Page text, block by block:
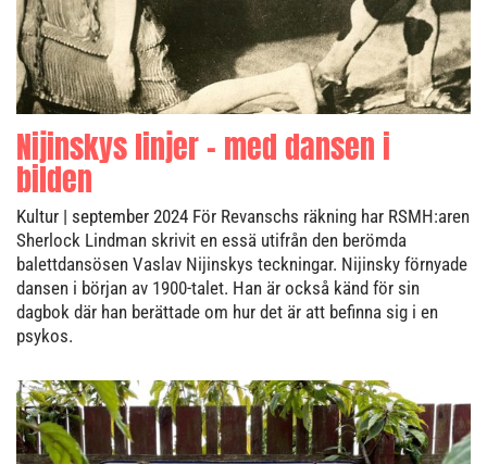
Nijinskys linjer – med dansen i
bilden
Kultur | september 2024 För Revanschs räkning har RSMH:aren
Sherlock Lindman skrivit en essä utifrån den berömda
balettdansösen Vaslav Nijinskys teckningar. Nijinsky förnyade
dansen i början av 1900-talet. Han är också känd för sin
dagbok där han berättade om hur det är att befinna sig i en
psykos.